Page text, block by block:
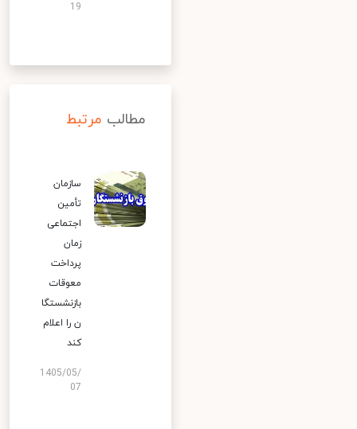
19
مطالب مرتبط
سازمان
تأمین
اجتماعی
زمان
پرداخت
معوقات
بازنشستگا
ن را اعلام
کند
1405/05/
07